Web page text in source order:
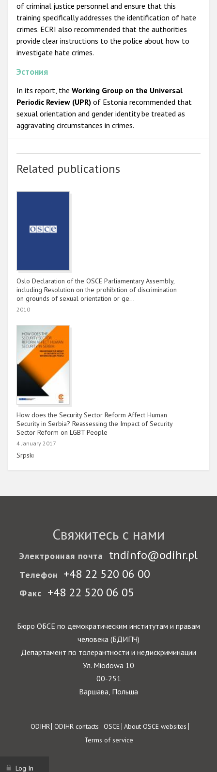
of criminal justice personnel and ensure that this
training specifically addresses the identification of hate
crimes. ECRI also recommended that the authorities
provide clear instructions to the police about how to
investigate hate crimes.
Эстония
In its report, the Working Group on the Universal
Periodic Review (UPR) of Estonia recommended that
sexual orientation and gender identity be treated as
aggravating circumstances in crimes.
Related publications
Oslo Declaration of the OSCE Parliamentary Assembly,
including Resolution on the prohibition of discrimination
on grounds of sexual orientation or ge…
2010
How does the Security Sector Reform Affect Human
Security in Serbia? Reassessing the Impact of Security
Sector Reform on LGBT People
4 January 2017
Link
Srpski
Свяжитесь с нами
Электронная почта tndinfo@odihr.pl
Телефон +48 22 520 06 00
Факс +48 22 520 06 05
Бюро ОБСЕ по демократическим институтам и правам
человека (БДИПЧ)
Департамент по толерантности и недискриминации
Ул. Miodowa 10
00-251
Варшава, Польша
Footer
ODIHR ODIHR contacts OSCE About OSCE websites
Terms of service
Log In